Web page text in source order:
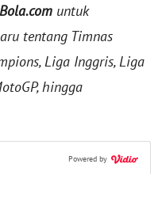
untuk
tentang Timnas
Liga Inggris, Liga
hingga
Powered by